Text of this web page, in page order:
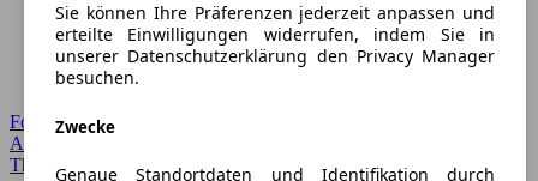
Forum Startseite
Alle Auto-Foren
Themen-Forum
Sie können Ihre Präferenzen jederzeit anpassen und
erteilte Einwilligungen widerrufen, indem Sie in
unserer Datenschutzerklärung den Privacy Manager
besuchen.
Zwecke
Genaue Standortdaten und Identifikation durch